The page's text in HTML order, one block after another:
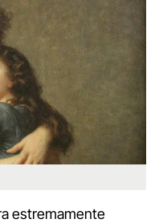
estremamente